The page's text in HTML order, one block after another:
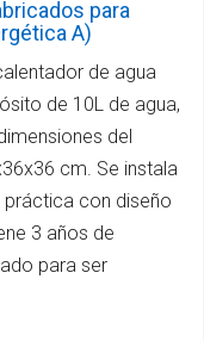
para
A)
de agua
de 10L de agua,
del
cm. Se instala
con diseño
3 años de
para ser